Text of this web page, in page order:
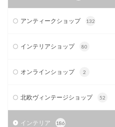
アンティークショップ 132
インテリアショップ 80
オンラインショップ 2
北欧ヴィンテージショップ 52
インテリア 186